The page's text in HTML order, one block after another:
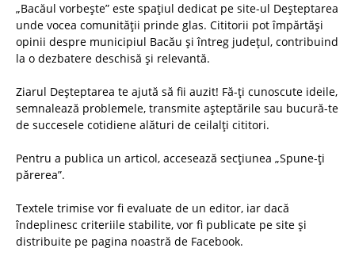
„Bacăul vorbește” este spațiul dedicat pe site-ul Deșteptarea
unde vocea comunității prinde glas. Cititorii pot împărtăși
opinii despre municipiul Bacău și întreg județul, contribuind
la o dezbatere deschisă și relevantă.
Ziarul Deșteptarea te ajută să fii auzit! Fă-ți cunoscute ideile,
semnalează problemele, transmite așteptările sau bucură-te
de succesele cotidiene alături de ceilalți cititori.
Pentru a publica un articol, accesează secțiunea „Spune-ți
părerea”.
Textele trimise vor fi evaluate de un editor, iar dacă
îndeplinesc criteriile stabilite, vor fi publicate pe site și
distribuite pe pagina noastră de Facebook.